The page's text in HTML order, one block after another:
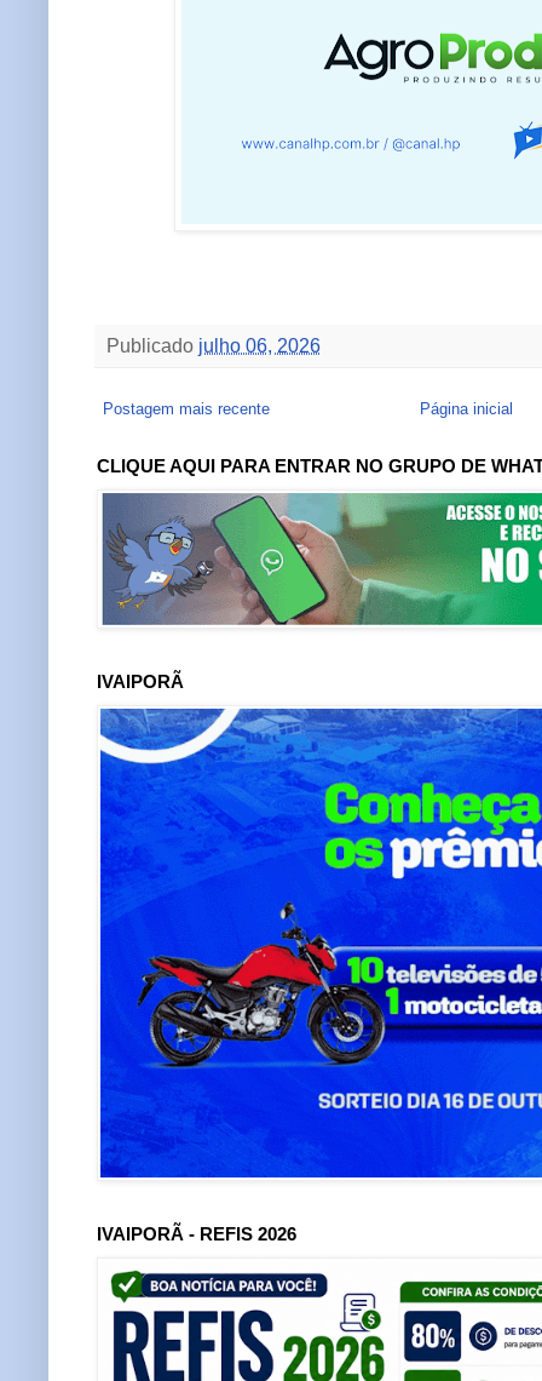
Publicado julho 06, 2026
Postagem mais recente Página inicial
CLIQUE AQUI PARA ENTRAR NO GRUPO DE
IVAIPORÃ
IVAIPORÃ - REFIS 2026